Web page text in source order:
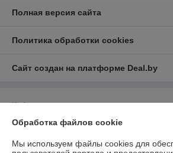
Полная версия сайта
Политика обработки cookies
Сайт создан на платформе Deal.by
Информация для покупателя
Юридическое лицо:ИНДИВИДУАЛЬНЫЙ
г. Минск, пер.Инструментальный, 11а, кв.64
Обработка файлов cookie
Мы используем файлы cookies для